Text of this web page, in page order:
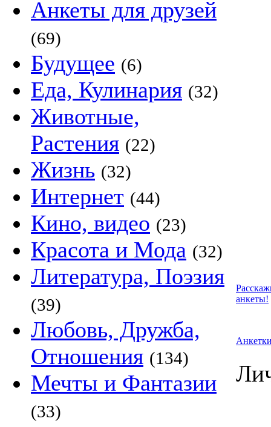
Анкеты для друзей
(69)
Будущее (6)
Еда, Кулинария (32)
Животные,
Растения (22)
Жизнь (32)
Интернет (44)
Кино, видео (23)
Красота и Мода (32)
Литература, Поэзия
(39)
Любовь, Дружба,
Отношения (134)
Мечты и Фантазии
(33)
анкеты!